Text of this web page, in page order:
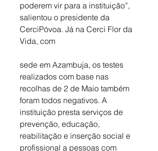
poderem vir para a instituição”,
salientou o presidente da
CerciPóvoa. Já na Cerci Flor da
Vida, com
sede em Azambuja, os testes
realizados com base nas
recolhas de 2 de Maio também
foram todos negativos. A
instituição presta serviços de
prevenção, educação,
reabilitação e inserção social e
profissional a pessoas com